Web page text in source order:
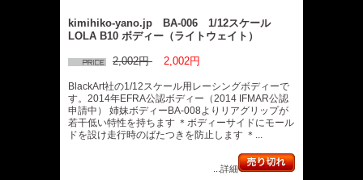
kimihiko-yano.jp BA-006 1/12スケール
LOLA B10 ボディー（ライトウェイト）
2,002円 2,002円
BlackArt社の1/12スケール用レーシングボディーで
す。2014年EFRA公認ボディー（2014 IFMAR公認
申請中） 姉妹ボディーBA-008よりリアグリップが
若干低い特性を持ちます ＊ボディーサイドにモール
ドを設け走行時のばたつきを防止します ＊...
...詳細